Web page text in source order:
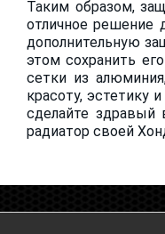
Таким образом,
отличное решение
дополнительную
этом сохранить
сетки из
красоту, эстетику
сделайте здравый
радиатор своей